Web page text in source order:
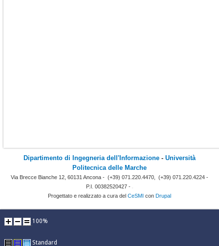
Dipartimento di Ingegneria dell'Informazione - Università
Politecnica delle Marche
Via Brecce Bianche 12, 60131 Ancona - (+39) 071.220.4470,
(+39) 071.220.4224 -
P.I. 00382520427 -
Progettato e realizzato a cura del CeSMI con Drupal
100%
Standard